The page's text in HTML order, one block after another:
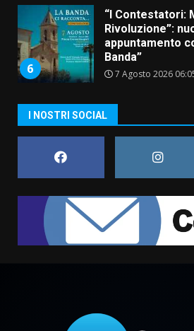
6
“I Contestatori:
Rivoluzione”:
appuntamento
Banda”
7 Agosto 2026
amarezza per
campionato di
7 Agosto 2026 06:00
1
Grande
del Pesce
9 Agosto 2026 07:32
ottenere
I NOSTRI SOCIAL